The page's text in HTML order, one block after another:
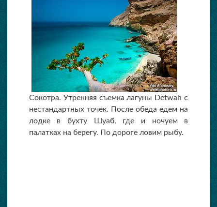
Сокотра. Утренняя съемка лагуны Detwah с
нестандартных точек. После обеда едем на
лодке в бухту Шуаб, где и ночуем в
палатках на берегу. По дороге ловим рыбу.